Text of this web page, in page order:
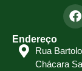
Endereço
Rua
Chácara